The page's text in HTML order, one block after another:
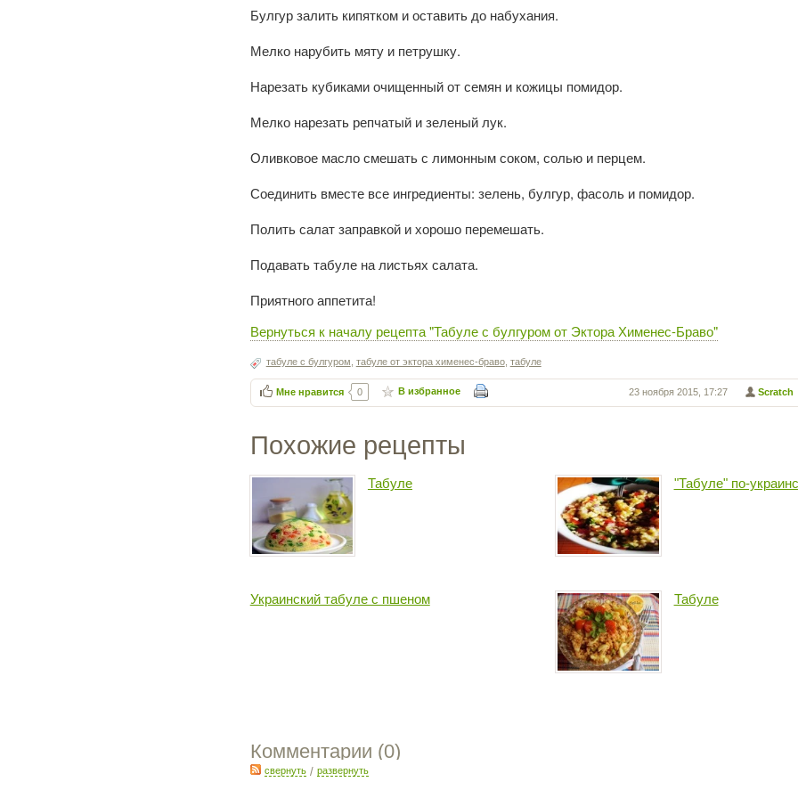
Булгур залить кипятком и оставить до набухания.
Мелко нарубить мяту и петрушку.
Нарезать кубиками очищенный от семян и кожицы помидор.
Мелко нарезать репчатый и зеленый лук.
Оливковое масло смешать с лимонным соком, солью и перцем.
Соединить вместе все ингредиенты: зелень, булгур, фасоль и помидор.
Полить салат заправкой и хорошо перемешать.
Подавать табуле на листьях салата.
Приятного аппетита!
Вернуться к началу рецепта "Табуле с булгуром от Эктора Хименес-Браво"
табуле с булгуром табуле от эктора хименес-браво, табуле
Scratch
23 ноября 2015, 17:27
Мне нравится 0 В избранное
Похожие рецепты
Табуле "Табуле" по-
Украинский табуле с пшеном Табуле
Комментарии (0)
свернуть/ развернуть